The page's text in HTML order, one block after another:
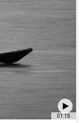
01:18